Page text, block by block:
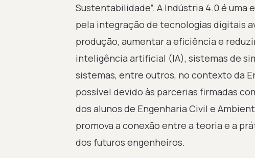
Sustentabilidade”. A Indústria 4.0 é
pela integração de tecnologias digitais
produção, aumentar a eficiência e
inteligência artificial (IA), sistemas de
sistemas, entre outros, no contexto da
possível devido às parcerias firmadas
dos alunos de Engenharia Civil e
promova a conexão entre a teoria e a
dos futuros engenheiros.